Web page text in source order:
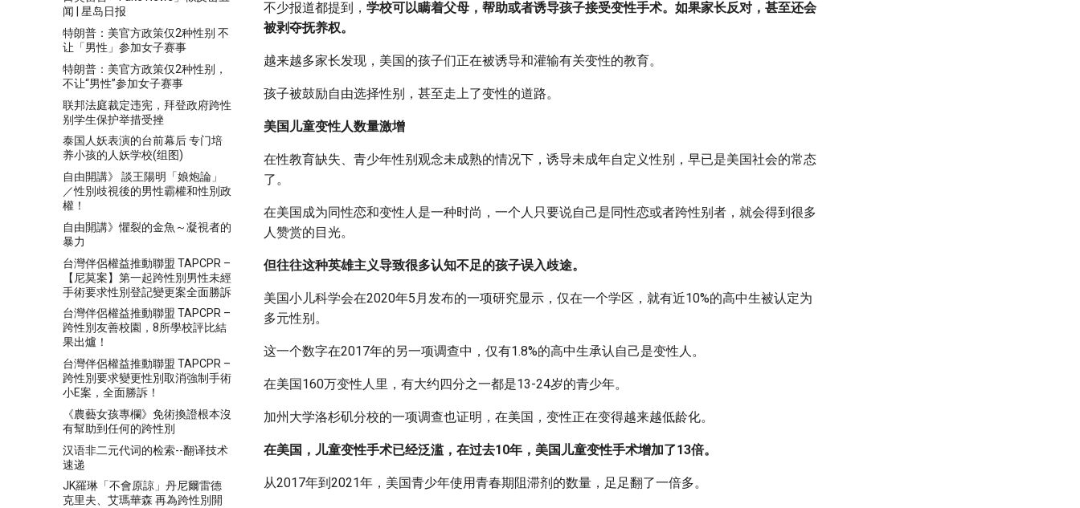
闻 | 星岛日报
特朗普：美官方政策仅2种性别 不
让「男性」参加女子赛事
特朗普：美官方政策仅2种性别，
不让“男性”参加女子赛事
联邦法庭裁定违宪，拜登政府跨性
别学生保护举措受挫
泰国人妖表演的台前幕后 专门培
养小孩的人妖学校(组图)
自由開講》 談王陽明「娘炮論」
／性別歧視後的男性霸權和性別政
權！
自由開講》懼裂的金魚～凝視者的
暴力
台灣伴侶權益推動聯盟 TAPCPR –
【尼莫案】第一起跨性別男性未經
手術要求性別登記變更案全面勝訴
台灣伴侶權益推動聯盟 TAPCPR –
跨性別友善校園，8所學校評比結
果出爐！
台灣伴侶權益推動聯盟 TAPCPR –
跨性別要求變更性別取消強制手術
小E案，全面勝訴！
《農藝女孩專欄》免術換證根本沒
有幫助到任何的跨性別
汉语非二元代词的检索--翻译技术
速递
JK羅琳「不會原諒」丹尼爾雷德
克里夫、艾瑪華森 再為跨性別開
不少报道都提到， 学校可以瞒着父母，帮助或者诱导孩子接受变性手术。如果家长反对，甚至还会
被剥夺抚养权。
越来越多家长发现，美国的孩子们正在被诱导和灌输有关变性的教育。
孩子被鼓励自由选择性别，甚至走上了变性的道路。
美国儿童变性人数量激增
在性教育缺失、青少年性别观念未成熟的情况下，诱导未成年自定义性别，早已是美国社会的常态
了。
在美国成为同性恋和变性人是一种时尚，一个人只要说自己是同性恋或者跨性别者，就会得到很多
人赞赏的目光。
但往往这种英雄主义导致很多认知不足的孩子误入歧途。
美国小儿科学会在2020年5月发布的一项研究显示，仅在一个学区，就有近10%的高中生被认定为
多元性别。
这一个数字在2017年的另一项调查中，仅有1.8%的高中生承认自己是变性人。
在美国160万变性人里，有大约四分之一都是13-24岁的青少年。
加州大学洛杉矶分校的一项调查也证明，在美国，变性正在变得越来越低龄化。
在美国，儿童变性手术已经泛滥，在过去10年，美国儿童变性手术增加了13倍。
从2017年到2021年，美国青少年使用青春期阻滞剂的数量，足足翻了一倍多。